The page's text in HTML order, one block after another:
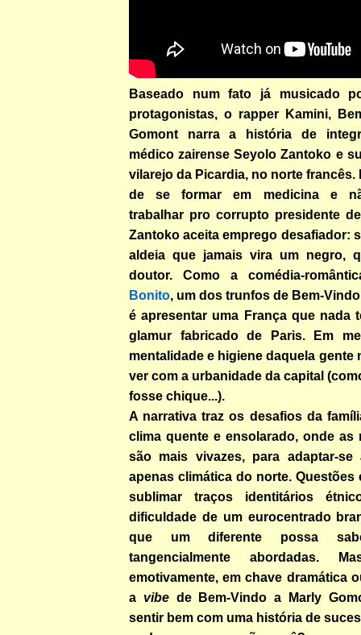
Baseado num fato já musicado
protagonistas, o rapper Kamini,
Gomont narra a história de
médico zairense Seyolo Zantoko e
vilarejo da Picardia, no norte francês.
de se formar em medicina e
trabalhar pro corrupto presidente
Zantoko aceita emprego desafiador:
aldeia que jamais vira um negro,
doutor. Como a comédia-
Bonito, um dos trunfos de Bem-
é apresentar uma França que nada
glamur fabricado de Paris. Em
mentalidade e higiene daquela gente
ver com a urbanidade da capital
fosse chique...).
A narrativa traz os desafios da
clima quente e ensolarado, onde as
são mais vivazes, para adaptar-
apenas climática do norte. Questões
sublimar traços identitários
dificuldade de um eurocentrado
que um diferente possa
tangencialmente abordadas.
emotivamente, em chave dramática
a vibe de Bem-Vindo a Marly
sentir bem com uma história de